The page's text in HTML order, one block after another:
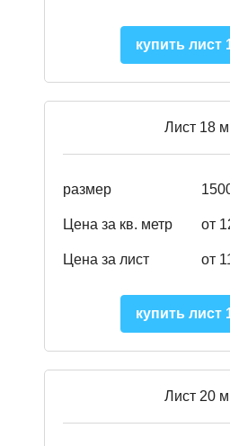
купить лист
Лист 18
размер
Цена за кв. метр от
Цена за лист от
купить лист
Лист 20